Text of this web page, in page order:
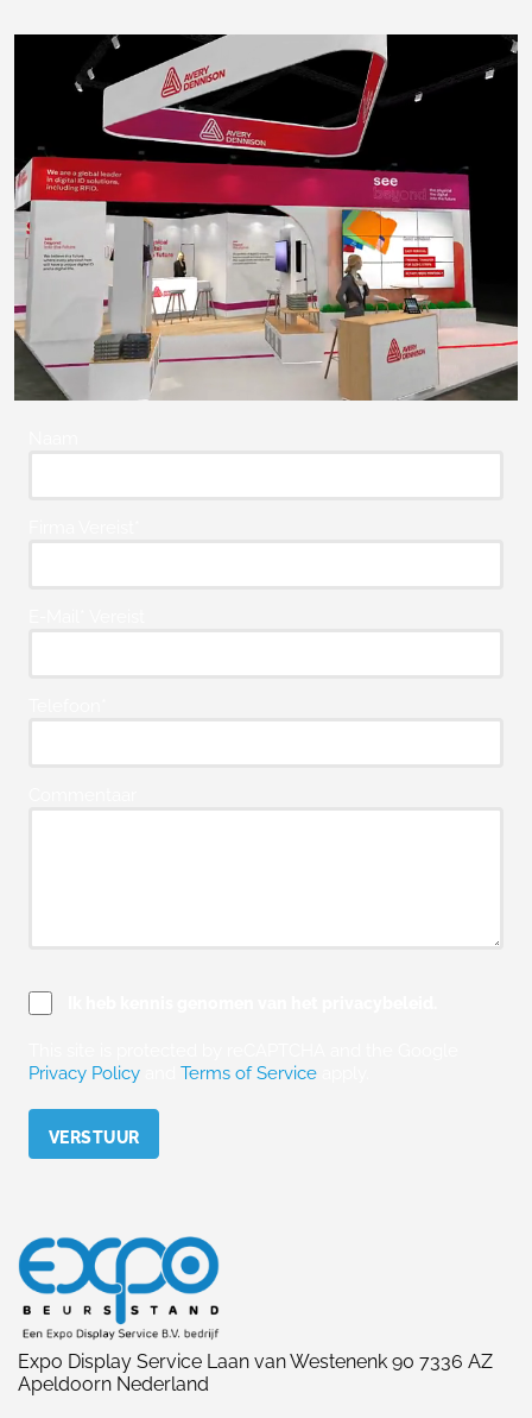
Privacy Policy
Terms of Service
Expo Display Service Laan van Westenenk 90 7336 AZ
Apeldoorn Nederland